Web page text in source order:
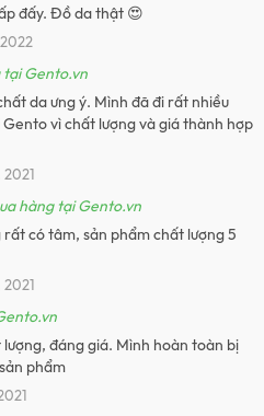
đấy. Đồ da thật 😍
Gento.vn
da ưng ý. Mình đã đi rất nhiều
vì chất lượng và giá thành hợp
hàng tại Gento.vn
có tâm, sản phẩm chất lượng 5
đáng giá. Mình hoàn toàn bị
phẩm